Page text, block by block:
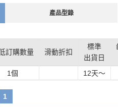
產品型錄
訂購數量 滑動折扣
標準
出貨日
1個 12天～
1